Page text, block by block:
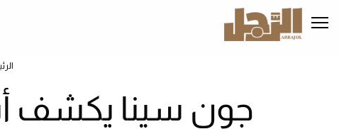
إلى
المحتوى
جون سينا يكشف